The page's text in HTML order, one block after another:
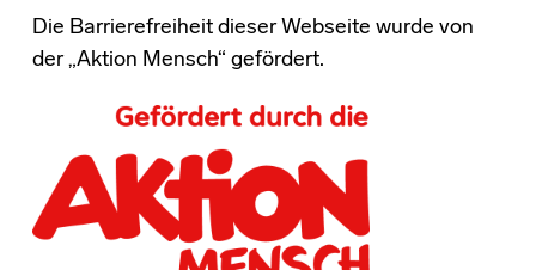
Die Barrierefreiheit dieser Webseite wurde von
der „Aktion Mensch“ gefördert.